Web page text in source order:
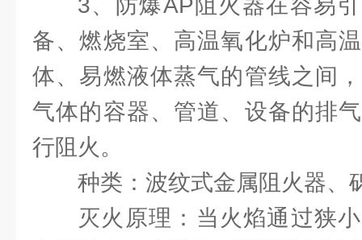
3、防爆AP阻火器在容易
备、燃烧室、高温氧化炉和高
体、易燃液体蒸气的管线之间
气体的容器、管道、设备的排
行阻火。
种类：波纹式金属阻火器、
灭火原理：当火焰通过狭